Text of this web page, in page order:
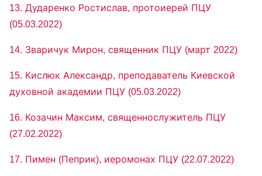
13. Дударенко Ростислав, протоиерей ПЦУ
(05.03.2022)
14. Зваричук Мирон, священник ПЦУ (март 2022)
15. Кислюк Александр, преподаватель Киевской
духовной академии ПЦУ (05.03.2022)
16. Козачин Максим, священнослужитель ПЦУ
(27.02.2022)
17. Пимен (Пеприк), иеромонах ПЦУ (22.07.2022)